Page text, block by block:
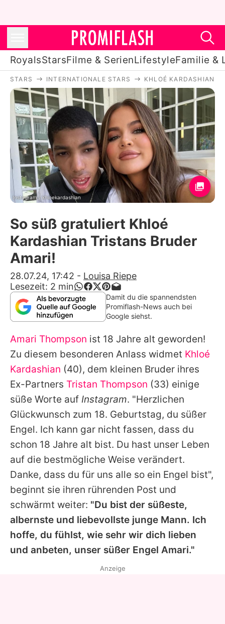
RoyalsStarsFilme & SerienLifestyleFamilie &
Royals
Stars
Filme & Serien
Lifestyle
Familie & Liebe
Promiflash Exklusiv
Alle Themen auf Promiflash
App runterladen
Team
Redaktionelle Richtlinien
Impressum
Datenschutzerklärung
Nutzungsbedingungen
Utiq verwalten
STARS INTERNATIONALE STARS KHLOÉ KARDASHIAN
Instagram / khloekardashian
So süß gratuliert Khloé
Kardashian Tristans Bruder
Amari!
28.07.24, 17:42 - Louisa Riepe
Lesezeit: 2 min
Damit du die spannendsten
Promiflash-News auch bei
Google siehst.
Amari Thompson ist 18 Jahre alt geworden!
Zu diesem besonderen Anlass widmet Khloé
Kardashian (40), dem kleinen Bruder ihres
Ex-Partners Tristan Thompson (33) einige
süße Worte auf Instagram. "Herzlichen
Glückwunsch zum 18. Geburtstag, du süßer
Engel. Ich kann gar nicht fassen, dass du
schon 18 Jahre alt bist. Du hast unser Leben
auf die bestmögliche Weise verändert.
Danke, dass du für uns alle so ein Engel bist",
beginnt sie ihren rührenden Post und
schwärmt weiter: "Du bist der süßeste,
albernste und liebevollste junge Mann. Ich
hoffe, du fühlst, wie sehr wir dich lieben
und anbeten, unser süßer Engel Amari."
Anzeige